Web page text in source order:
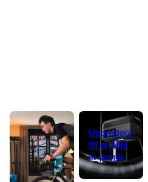
Upgradera
till en Mini
el-pump